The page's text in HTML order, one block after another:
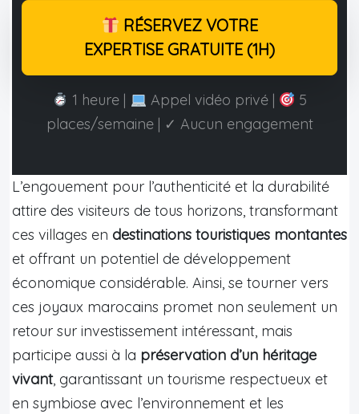
RÉSERVEZ VOTRE
EXPERTISE GRATUITE (1H)
1 heure | Appel vidéo privé |
5
places/semaine | ✓ Aucun engagement
L’engouement pour l’authenticité et la durabilité
attire des visiteurs de tous horizons, transformant
ces villages en destinations touristiques montantes
et offrant un potentiel de développement
économique considérable. Ainsi, se tourner vers
ces joyaux marocains promet non seulement un
retour sur investissement intéressant, mais
participe aussi à la préservation d’un héritage
vivant, garantissant un tourisme respectueux et
en symbiose avec l’environnement et les